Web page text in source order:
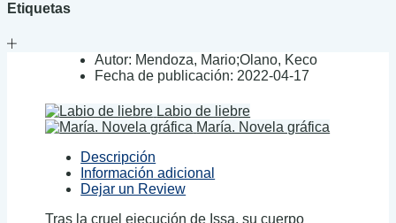
Etiquetas
Autor: Mendoza, Mario;Olano, Keco
Fecha de publicación: 2022-04-17
Labio de liebre
María. Novela gráfica
Descripción
Información adicional
Dejar un Review
Tras la cruel ejecución de Issa, su cuerpo